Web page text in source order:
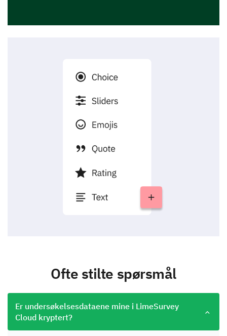
Ofte stilte spørsmål
Er undersøkelsesdataene mine i LimeSurvey
Cloud kryptert?